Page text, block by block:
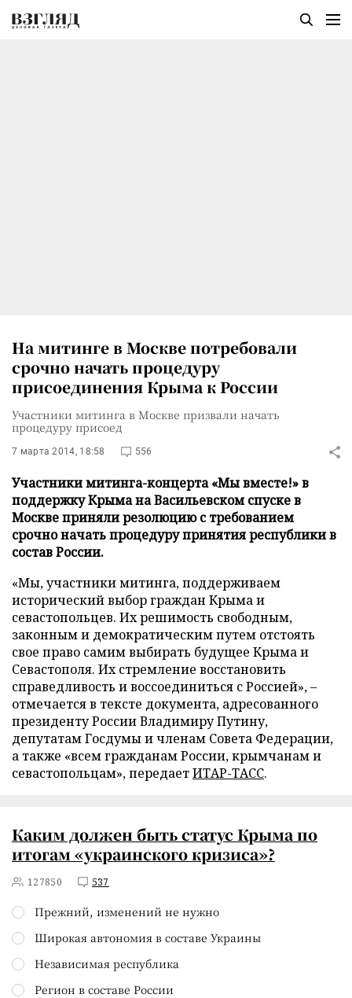
На митинге в Москве потребовали
срочно начать процедуру
присоединения Крыма к России
Участники митинга в Москве призвали начать
процедуру присоед
7 марта 2014, 18:58 556
Участники митинга-концерта «Мы вместе!» в
поддержку Крыма на Васильевском спуске в
Москве приняли резолюцию с требованием
срочно начать процедуру принятия республики в
состав России.
«Мы, участники митинга, поддерживаем
исторический выбор граждан Крыма и
севастопольцев. Их решимость свободным,
законным и демократическим путем отстоять
свое право самим выбирать будущее Крыма и
Севастополя. Их стремление восстановить
справедливость и воссоединиться с Россией», –
отмечается в тексте документа, адресованного
президенту России Владимиру Путину,
депутатам Госдумы и членам Совета Федерации,
а также «всем гражданам России, крымчанам и
севастопольцам», передаетИТАР-ТАСС.
Каким должен быть статус Крыма по
итогам «украинского кризиса»?
127850 537
Прежний, изменений не нужно
Широкая автономия в составе Украины
Независимая республика
Регион в составе России